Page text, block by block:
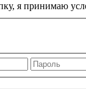
я принимаю